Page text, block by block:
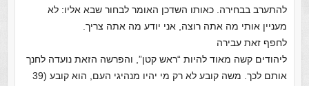
להתערב בבחירה. כאותו השדכן האומר לבחור שבא אליו: לא
מעניין אותי מה אתה רוצה, אני יודע מה אתה צריך.
לחפף זאת עבירה
ליהודים קשה מאוד להיות “ראש קטן”, והפרשה הזאת נועדה לחנך
אותם לכך. משה קובע לא רק מי יהיו מנהיגי העם, הוא קובע (39